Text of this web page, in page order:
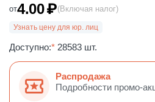
от4.00₽(Включая налог)
Узнать цену для юр. лиц
Доступно:* 28583 шт.
Распродажа
Подробности промо-